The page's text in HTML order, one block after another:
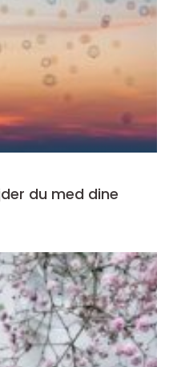
du med dine